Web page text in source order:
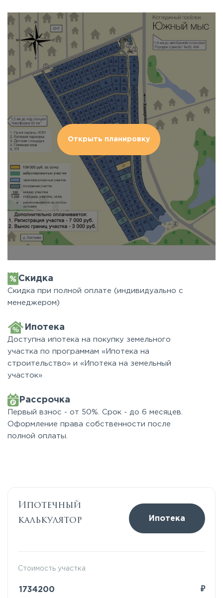
Открыть планировку
Скидка
Скидка при полной оплате (индивидуально с
менеджером)
Ипотека
Доступна ипотека на покупку земельного
участка по программам «Ипотека на
строительство» и «Ипотека на земельный
участок»
Рассрочка
Первый взнос - от 50%. Срок - до 6 месяцев.
Оформление права собственности после
полной оплаты.
Ипотечный
калькулятор
Ипотека
Стоимость участка
₽